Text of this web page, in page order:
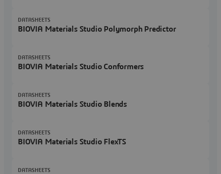
BIOVIA Materials Studio Polymorph Predictor
DATASHEETS
BIOVIA Materials Studio Conformers
DATASHEETS
BIOVIA Materials Studio Blends
DATASHEETS
BIOVIA Materials Studio FlexTS
DATASHEETS
DATASHEETS